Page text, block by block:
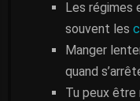
Les régimes
souvent les
Manger
quand
Tu peux être